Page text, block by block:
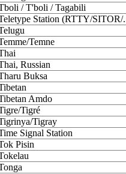
/ T'boli / Tagabili
Station (RTTY/SITOR/
Temne
Russian
Buksa
Amdo
Tigré
Tigray
Signal Station
Pisin